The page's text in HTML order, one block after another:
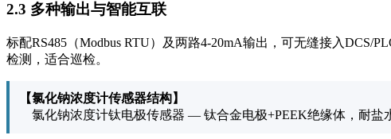
2.3 多种输出与智能互联
标配RS485（Modbus RTU）及两路4-20mA输出，可无缝接入
检测，适合巡检。
【氯化钠浓度计传感器结构】
氯化钠浓度计钛电极传感器 — 钛合金电极+PEEK绝缘体，耐盐